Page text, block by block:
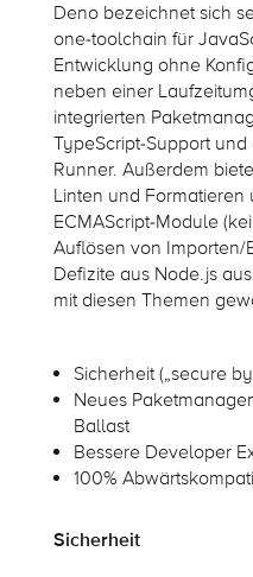
Deno bezeichnet sich
one-toolchain für
Entwicklung ohne
neben einer
integrierten
TypeScript-Support
Runner. Außerdem
Linten und Formatieren
ECMAScript-Module
Auflösen von Importen/
Defizite aus Node.js
mit diesen Themen
Sicherheit („secure
Neues
Ballast
Bessere Developer
100%
Sicherheit